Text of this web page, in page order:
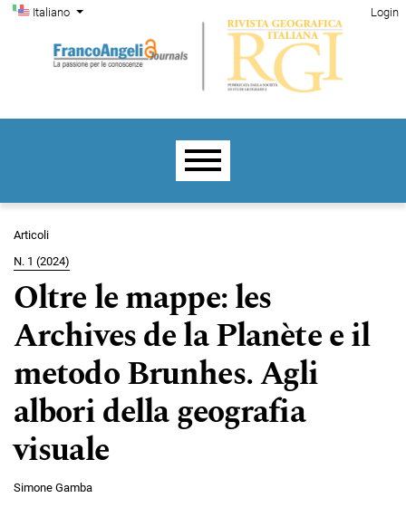
Salta al menu principale di navigazione
Salta al contenuto principale
Salta al piè di pagina del sito
Cambia la lingua. La lingua corrente è:
Italiano
Menu di amministrazione Login
Menu principale
Articoli
N. 1 (2024)
Oltre le mappe: les
Archives de la Planète e il
metodo Brunhes. Agli
albori della geografia
visuale
Simone Gamba